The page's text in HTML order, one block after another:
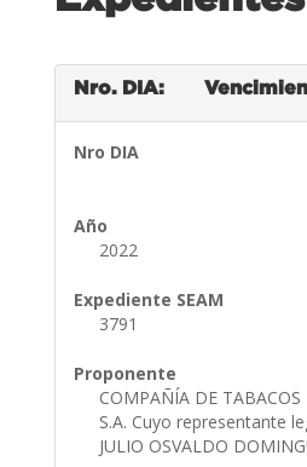
Nro. DIA:
Nro DIA
Año
2022
Expediente SEAM
3791
Proponente
COMPAÑÍA DE
S.A. Cuyo representante
JULIO OSVALDO